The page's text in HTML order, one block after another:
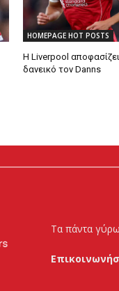
HOMEPAGE HOT POSTS
Η Liverpool
δανεικό τον Danns
Τα πάντα